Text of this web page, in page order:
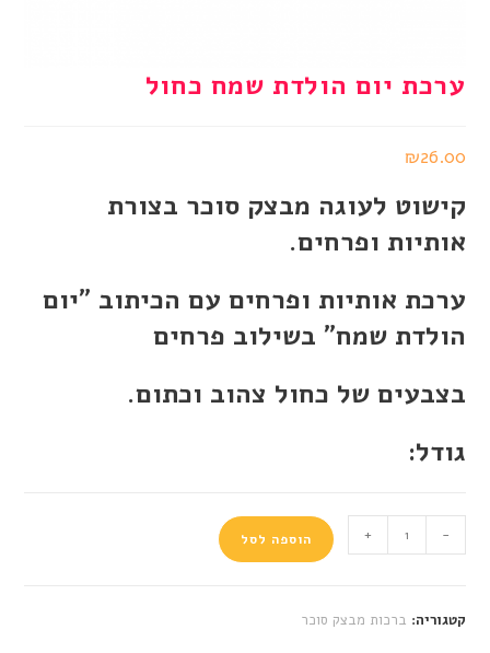
ערכת יום הולדת שמח כחול
₪26.00
קישוט לעוגה מבצק סוכר בצורת
אותיות ופרחים.
ערכת אותיות ופרחים עם הכיתוב "יום
הולדת שמח" בשילוב פרחים
בצבעים של כחול צהוב וכתום.
גודל:
-
+ הוספה לסל
קטגוריה: ברכות מבצק סוכר